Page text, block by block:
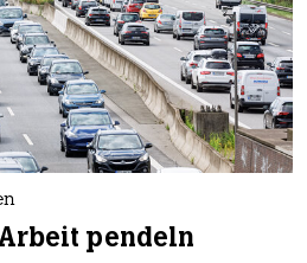
pendeln